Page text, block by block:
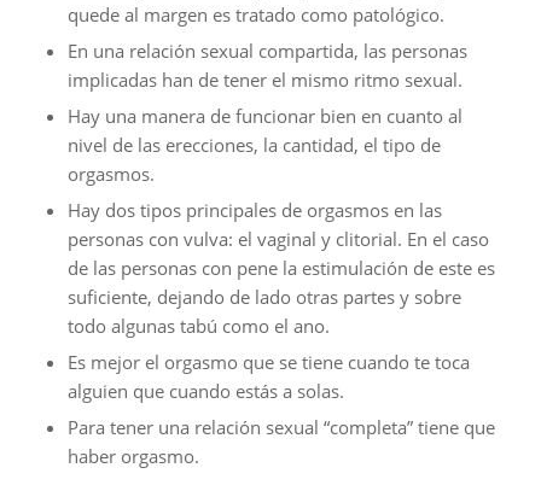
quede al margen es tratado como patológico.
En una relación sexual compartida, las personas
implicadas han de tener el mismo ritmo sexual.
Hay una manera de funcionar bien en cuanto al
nivel de las erecciones, la cantidad, el tipo de
orgasmos.
Hay dos tipos principales de orgasmos en las
personas con vulva: el vaginal y clitorial. En el caso
de las personas con pene la estimulación de este es
suficiente, dejando de lado otras partes y sobre
todo algunas tabú como el ano.
Es mejor el orgasmo que se tiene cuando te toca
alguien que cuando estás a solas.
Para tener una relación sexual “completa” tiene que
haber orgasmo.